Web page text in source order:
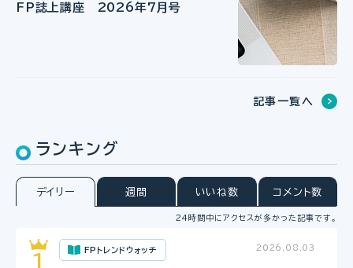
FP誌上講座 2026年7月号
記事一覧へ
ランキング
デイリー 週間 いいね数 コメント数
24時間中にアクセスが多かった記事です。
FPトレンドウォッチ 2026.08.03